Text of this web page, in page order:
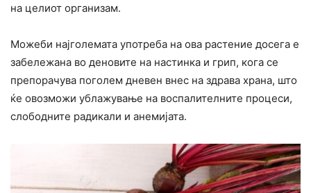
на целиот организам.
Можеби најголемата употреба на ова растение досега е
забележана во деновите на настинка и грип, кога се
препорачува поголем дневен внес на здрава храна, што
ќе овозможи ублажување на воспалителните процеси,
слободните радикали и анемијата.